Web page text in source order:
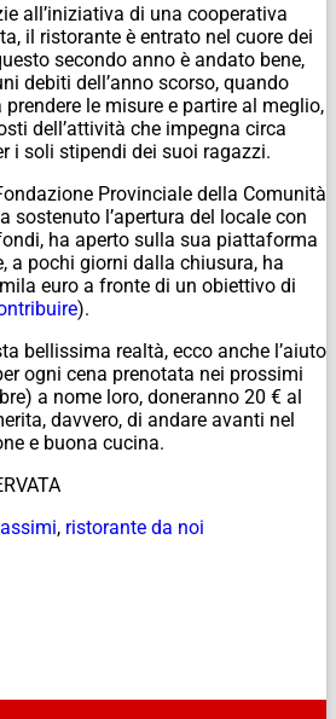
all’iniziativa di una cooperativa
il ristorante è entrato nel cuore dei
secondo anno è andato bene,
debiti dell’anno scorso, quando
le misure e partire al meglio,
dell’attività che impegna circa
i soli stipendi dei suoi ragazzi.
Provinciale della Comunità
sostenuto l’apertura del locale con
ha aperto sulla sua piattaforma
a pochi giorni dalla chiusura, ha
euro a fronte di un obiettivo di
).
bellissima realtà, ecco anche l’aiuto
ogni cena prenotata nei prossimi
a nome loro, doneranno 20 € al
davvero, di andare avanti nel
e buona cucina.
, ristorante da noi